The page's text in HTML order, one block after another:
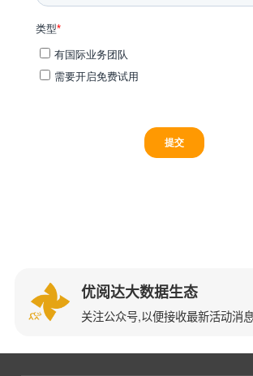
优阅达大数据生态
关注公众号,以便接收最新活动消息